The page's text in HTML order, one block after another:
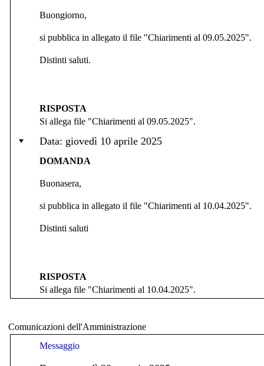
Buongiorno,
si pubblica in allegato il file "Chiarimenti al 09.05.2025".
Distinti saluti.
RISPOSTA
Si allega file "Chiarimenti al 09.05.2025".
Data: giovedì 10 aprile 2025
DOMANDA
Buonasera,
si pubblica in allegato il file "Chiarimenti al 10.04.2025".
Distinti saluti
RISPOSTA
Si allega file "Chiarimenti al 10.04.2025".
Comunicazioni dell'Amministrazione
Messaggio